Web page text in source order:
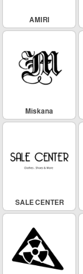
AMIRI
Miskana
SALE CENTER